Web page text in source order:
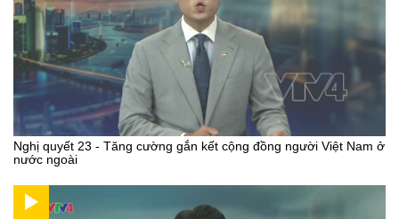
Nghị quyết 23 - Tăng cường gắn kết cộng đồng người Việt Nam ở
nước ngoài